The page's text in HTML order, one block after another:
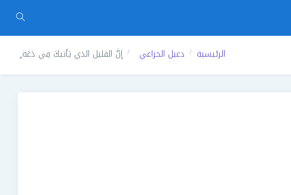
الرئيسية دعبل الخزاعي إنَّ القليل الذي يَأتيكَ فِي دَعَة ٍ